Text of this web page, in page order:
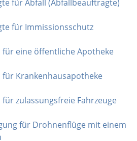
für Abfall (Abfallbeauftragte)
für Immissionsschutz
eine öffentliche Apotheke
Krankenhausapotheke
zulassungsfreie Fahrzeuge
für Drohnenflüge mit einem